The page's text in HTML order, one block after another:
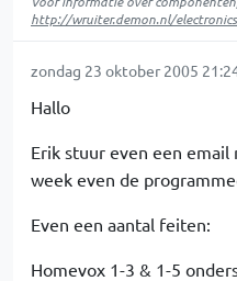
http://wruiter.demon.nl/
zondag 23 oktober 2005
Hallo
Erik stuur even een email
week even de
Even een aantal feiten:
Homevox 1-3 & 1-5